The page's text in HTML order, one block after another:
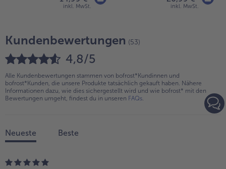
inkl. MwSt. inkl. MwSt.
Kundenbewertungen (53)
4,8/5
Alle Kundenbewertungen stammen von bofrost*Kundinnen und
bofrost*Kunden, die unsere Produkte tatsächlich gekauft haben. Nähere
Informationen dazu, wie dies sichergestellt wird und wie bofrost* mit den
Bewertungen umgeht, findest du in unseren FAQs.
Neueste Beste